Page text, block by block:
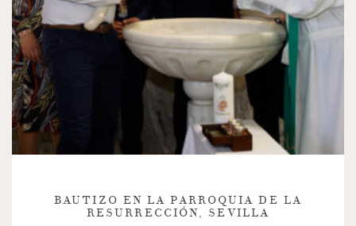
BAUTIZO EN LA PARROQUIA DE LA
RESURRECCIÓN, SEVILLA